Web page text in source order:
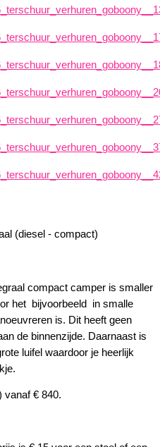
(diesel - compact)
compact camper is smaller
het bijvoorbeeld in smalle
is. Dit heeft geen
de binnenzijde. Daarnaast is
luifel waardoor je heerlijk
vanaf € 840.